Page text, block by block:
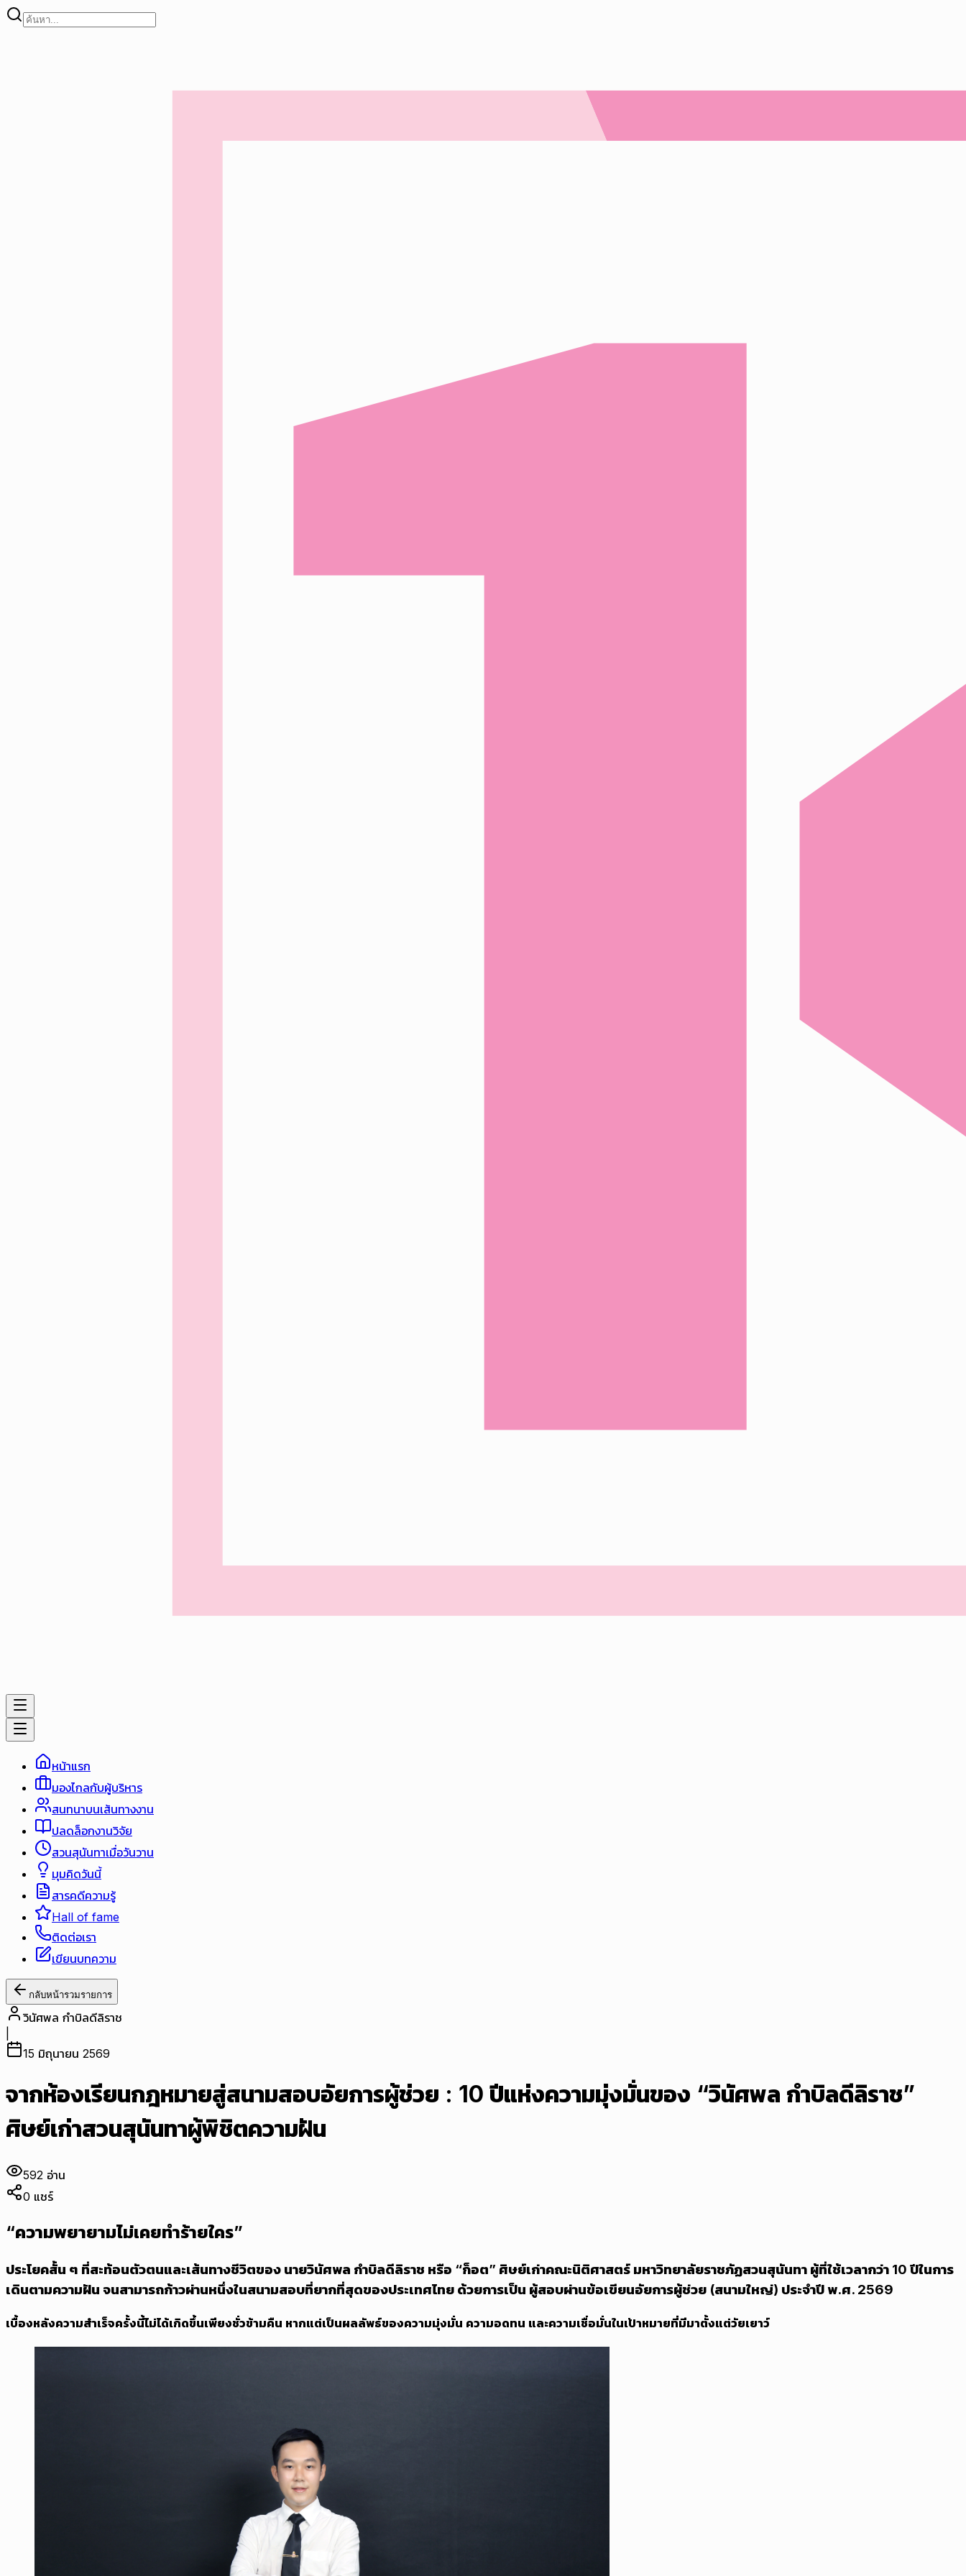
หน้าแรก
มองไกลกับผู้บริหาร
สนทนาบนเส้นทางงาน
ปลดล็อกงานวิจัย
สวนสุนันทาเมื่อวันวาน
มุมคิดวันนี้
สารคดีความรู้
Hall of fame
ติดต่อเรา
เขียนบทความ
กลับหน้ารวมรายการ
วินัศพล กำบิลดีลิราช
15 มิถุนายน 2569
จากห้องเรียนกฎหมายสู่สนามสอบอัยการผู้ช่วย : 10 ปีแห่งความมุ่งมั่นของ “วินัศพล กำบิลดีลิราช”
ศิษย์เก่าสวนสุนันทาผู้พิชิตความฝัน
592 อ่าน
0 แชร์
“ความพยายามไม่เคยทำร้ายใคร”
ประโยคสั้น ๆ ที่สะท้อนตัวตนและเส้นทางชีวิตของ นายวินัศพล กำบิลดีลิราช หรือ “ก็อต” ศิษย์เก่าคณะนิติศาสตร์ มหาวิทยาลัยราชภัฏสวนสุนันทา ผู้ที่ใช้เวลากว่า 10 ปีในการ
เดินตามความฝัน จนสามารถก้าวผ่านหนึ่งในสนามสอบที่ยากที่สุดของประเทศไทย ด้วยการเป็น ผู้สอบผ่านข้อเขียนอัยการผู้ช่วย (สนามใหญ่) ประจำปี พ.ศ. 2569
เบื้องหลังความสำเร็จครั้งนี้ไม่ได้เกิดขึ้นเพียงชั่วข้ามคืน หากแต่เป็นผลลัพธ์ของความมุ่งมั่น ความอดทน และความเชื่อมั่นในเป้าหมายที่มีมาตั้งแต่วัยเยาว์